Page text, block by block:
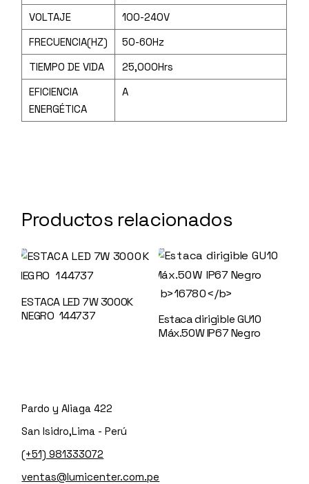
VOLTAJE
100-240V
FRECUENCIA(HZ)
50-60Hz
TIEMPO DE VIDA
25,000Hrs
EFICIENCIA
ENERGÉTICA
A
Productos relacionados
ESTACA LED 7W 3000K
NEGRO 144737
Estaca dirigible GU10
Máx.50W IP67 Negro
Pardo y Aliaga 422
San Isidro,Lima - Perú
(+51) 981333072
ventas@lumicenter.com.pe